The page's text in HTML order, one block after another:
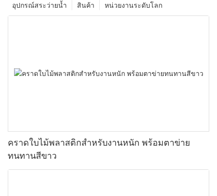
หน่วยงานระดับโลก
สินค้า
อุปกรณ์สระว่ายน้ำ
คราดใบไม้พลาสติกสำหรับงานหนัก พร้อมตาข่าย
ทนทานสีขาว